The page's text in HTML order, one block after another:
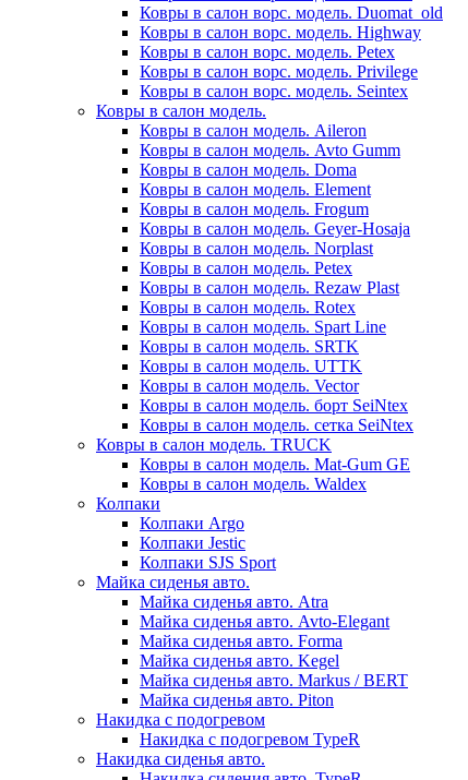
Ковры в салон ворс. модель. Duomat_old
Ковры в салон ворс. модель. Highway
Ковры в салон ворс. модель. Petex
Ковры в салон ворс. модель. Privilege
Ковры в салон ворс. модель. Seintex
Ковры в салон модель.
Ковры в салон модель. Aileron
Ковры в салон модель. Avto Gumm
Ковры в салон модель. Doma
Ковры в салон модель. Element
Ковры в салон модель. Frogum
Ковры в салон модель. Geyer-Hosaja
Ковры в салон модель. Norplast
Ковры в салон модель. Petex
Ковры в салон модель. Rezaw Plast
Ковры в салон модель. Rotex
Ковры в салон модель. Spart Line
Ковры в салон модель. SRTK
Ковры в салон модель. UTTK
Ковры в салон модель. Vector
Ковры в салон модель. борт SeiNtex
Ковры в салон модель. сетка SeiNtex
Ковры в салон модель. TRUCK
Ковры в салон модель. Mat-Gum GE
Ковры в салон модель. Waldex
Колпаки
Колпаки Argo
Колпаки Jestic
Колпаки SJS Sport
Майка сиденья авто.
Майка сиденья авто. Atra
Майка сиденья авто. Avto-Elegant
Майка сиденья авто. Forma
Майка сиденья авто. Kegel
Майка сиденья авто. Markus / BERT
Майка сиденья авто. Piton
Накидка с подогревом
Накидка с подогревом TypeR
Накидка сиденья авто.